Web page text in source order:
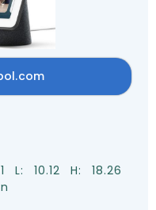
10.12 H: 18.26